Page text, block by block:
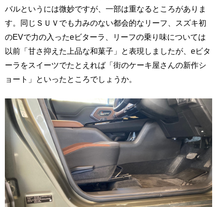
バルというには微妙ですが、一部は重なるところがありま
す。同じＳＵＶでも力みのない都会的なリーフ、スズキ初
のEVで力の入ったeビターラ、リーフの乗り味については
以前「甘さ抑えた上品な和菓子」と表現しましたが、eビタ
ーラをスイーツでたとえれば「街のケーキ屋さんの新作シ
ョート」といったところでしょうか。